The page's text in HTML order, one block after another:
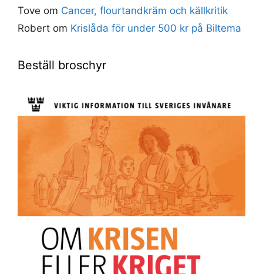
Tove om Cancer, flourtandkräm och källkritik
Robert om Krislåda för under 500 kr på Biltema
Beställ broschyr